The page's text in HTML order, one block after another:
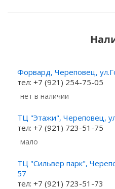
Форвард, Череповец,
тел: +7 (921) 254-75-05
Нет в наличии
ТЦ "Этажи", Череповец,
тел: +7 (921) 723-51-75
Мало
ТЦ "Сильвер парк",
57
тел: +7 (921) 723-51-73